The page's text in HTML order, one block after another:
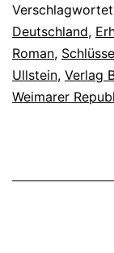
Deutschland,
Roman,
Ullstein, Verlag
Weimarer